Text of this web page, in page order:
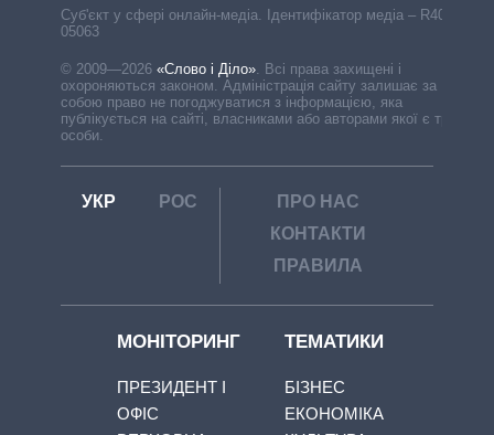
Cуб'єкт у сфері онлайн-медіа. Ідентифікатор медіа – R40-
05063
© 2009—2026 «Слово і Діло». Всі права захищені і
охороняються законом. Адміністрація сайту залишає за
собою право не погоджуватися з інформацією, яка
публікується на сайті, власниками або авторами якої є треті
особи.
УКР РОС
ПРО НАС
КОНТАКТИ
ПРАВИЛА
МОНІТОРИНГ
ПРЕЗИДЕНТ І
ОФІС
ТЕМАТИКИ
БІЗНЕС
ЕКОНОМІКА